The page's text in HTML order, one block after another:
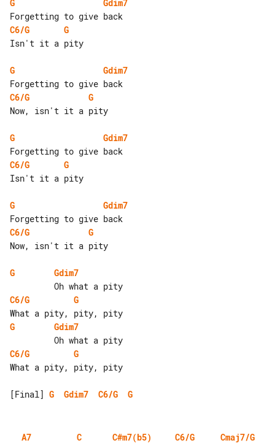
G
Gdim7
C6/G
G
Isn't it a pity
G
Gdim7
C6/G
G
Now, isn't it a pity
G
Gdim7
C6/G
G
Isn't it a pity
G
Gdim7
C6/G
G
Now, isn't it a pity
G
Gdim7
C6/G
G
G
Gdim7
C6/G
G
What a pity, pity, pity
[Final] G Gdim7 C6/G G
A7 C C#m7(b5) C6/G Cmaj7/G